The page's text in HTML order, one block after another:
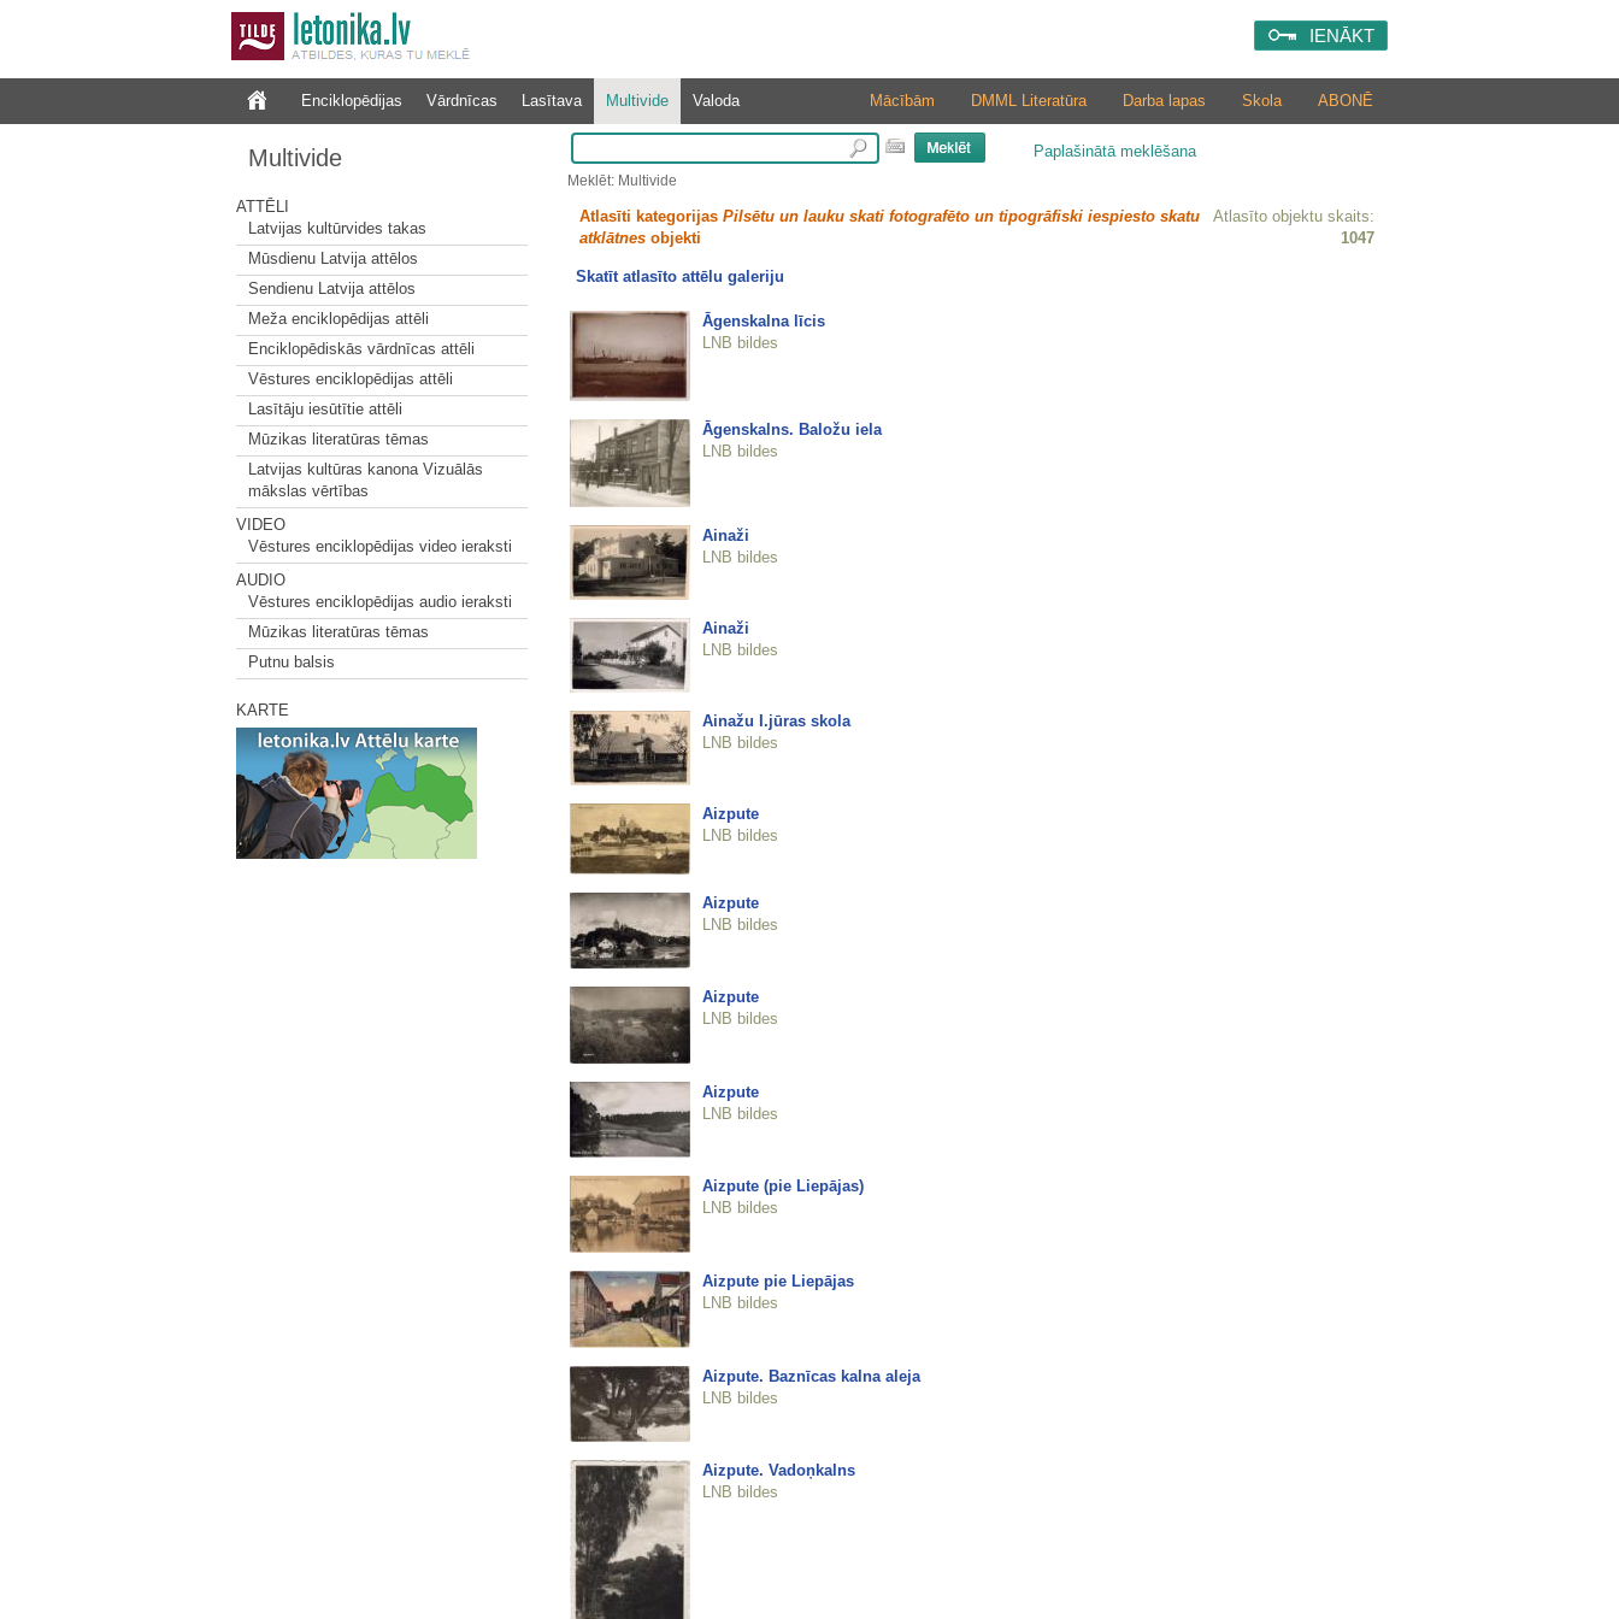
IENĀKT
Enciklopēdijas Vārdnīcas Lasītava Multivide Valoda ABONĒ
Skola
Darba lapas
DMML Literatūra
Mācībām
Multivide
ATTĒLI
Latvijas kultūrvides takas
Mūsdienu Latvija attēlos
Sendienu Latvija attēlos
Meža enciklopēdijas attēli
Enciklopēdiskās vārdnīcas attēli
Vēstures enciklopēdijas attēli
Lasītāju iesūtītie attēli
Mūzikas literatūras tēmas
Latvijas kultūras kanona Vizuālās
mākslas vērtības
VIDEO
Vēstures enciklopēdijas video ieraksti
AUDIO
Vēstures enciklopēdijas audio ieraksti
Mūzikas literatūras tēmas
Putnu balsis
KARTE
Paplašinātā meklēšana
Meklēt: Multivide
Atlasīti kategorijas Pilsētu un lauku skati fotografēto un tipogrāfiski iespiesto skatu
atklātnesobjekti
Atlasīto objektu skaits:
1047
Skatīt atlasīto attēlu galeriju
Āgenskalna līcis
LNB bildes
Āgenskalns. Baložu iela
LNB bildes
Ainaži
LNB bildes
Ainaži
LNB bildes
Ainažu I.jūras skola
LNB bildes
Aizpute
LNB bildes
Aizpute
LNB bildes
Aizpute
LNB bildes
Aizpute
LNB bildes
Aizpute (pie Liepājas)
LNB bildes
Aizpute pie Liepājas
LNB bildes
Aizpute. Baznīcas kalna aleja
LNB bildes
Aizpute. Vadoņkalns
LNB bildes